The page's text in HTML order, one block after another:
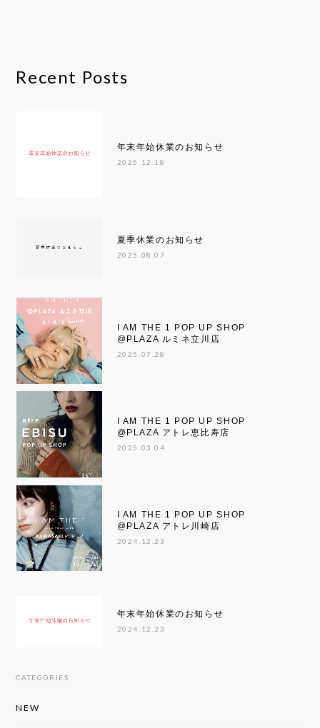
Recent Posts
年末年始休業のお知らせ
2025.12.18
夏季休業のお知らせ
2025.08.07
I AM THE 1 POP UP SHOP
@PLAZA ルミネ立川店
2025.07.28
I AM THE 1 POP UP SHOP
@PLAZA アトレ恵比寿店
2025.03.04
I AM THE 1 POP UP SHOP
@PLAZA アトレ川崎店
2024.12.23
年末年始休業のお知らせ
2024.12.23
CATEGORIES
NEW